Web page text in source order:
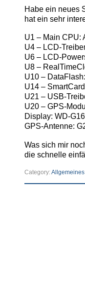
Habe ein neues
hat ein sehr
U1 – Main CPU:
U4 – LCD-
U6 – LCD-
U8 –
U10 –
U14 –
U21 – USB-
U20 – GPS-
Display: WD-
GPS-Antenne:
Was sich mir
die schnelle
Category:Allgemeines